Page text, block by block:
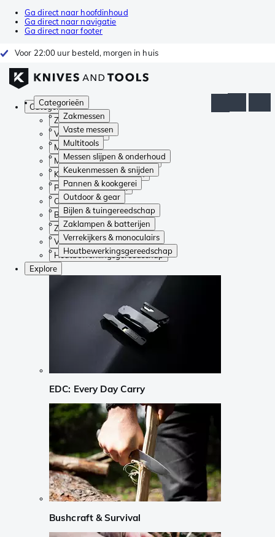
Ga direct naar hoofdinhoud
Ga direct naar navigatie
Ga direct naar footer
Voor 22:00 uur besteld, morgen in huis
Categorieën
Zakmessen
Vaste messen
Multitools
Messen slijpen & onderhoud
Keukenmessen & snijden
Pannen & kookgerei
Outdoor & gear
Bijlen & tuingereedschap
Zaklampen & batterijen
Verrekijkers & monoculairs
Houtbewerkingsgereedschap
Categorieën
Zakmessen
Vaste messen
Multitools
Messen slijpen & onderhoud
Keukenmessen & snijden
Pannen & kookgerei
Outdoor & gear
Bijlen & tuingereedschap
Zaklampen & batterijen
Verrekijkers & monoculairs
Houtbewerkingsgereedschap
Explore
EDC: Every Day Carry
Bushcraft & Survival